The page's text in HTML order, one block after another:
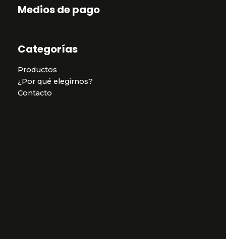
Medios de pago
Categorías
Productos
¿Por qué elegirnos?
Contacto